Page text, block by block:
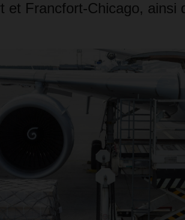
et Francfort-Chicago, ainsi